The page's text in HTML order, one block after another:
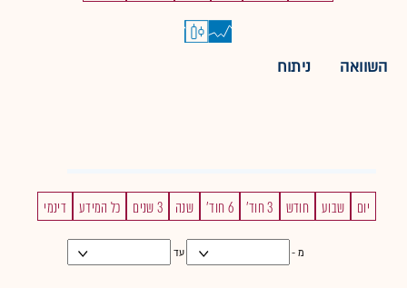
השוואה ניתוח
יום שבוע חודש 3 חוד' 6 חוד' שנה 3 שנים כל המידע דינמי
מ - עד